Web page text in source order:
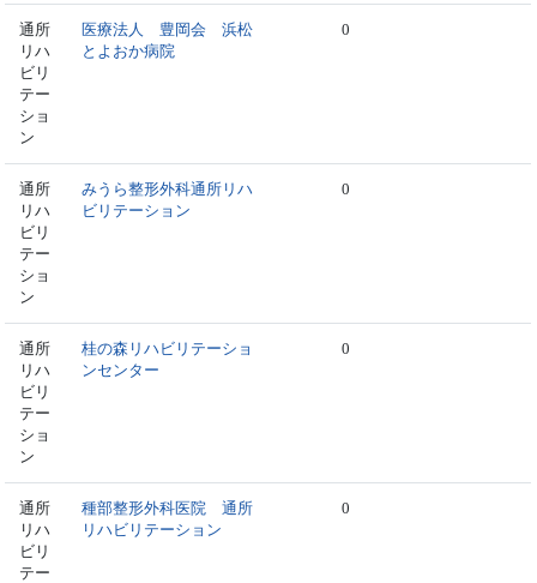
通所
リハ
ビリ
テー
ショ
ン
医療法人 豊岡会 浜松
とよおか病院
0
通所
リハ
ビリ
テー
ショ
ン
みうら整形外科通所リハ
ビリテーション
0
通所
リハ
ビリ
テー
ショ
ン
桂の森リハビリテーショ
ンセンター
0
通所
リハ
ビリ
テー
種部整形外科医院 通所
リハビリテーション
0